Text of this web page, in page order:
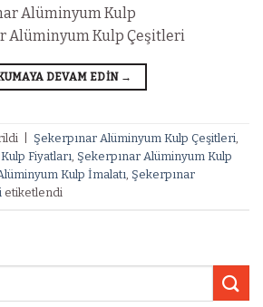
Alüminyum Kulp
Alüminyum Kulp Çeşitleri
DEVAM EDIN →
Şekerpınar Alüminyum Kulp Çeşitleri
Fiyatları Şekerpınar Alüminyum Kulp
Kulp İmalatı Şekerpınar
etiketlendi